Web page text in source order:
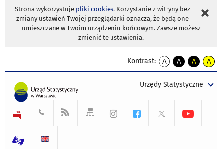
Strona wykorzystuje pliki cookies. Korzystanie z witryny bez
zmiany ustawień Twojej przeglądarki oznacza, że będą one
umieszczane w Twoim urządzeniu końcowym. Zawsze możesz
zmienić te ustawienia.
Kontrast:
A
kontrast
A
kontrast
tekst
czarnym
A
kontrast
tekst
czarnym
A
tekst
żółtym
Urzędy Statystyczne